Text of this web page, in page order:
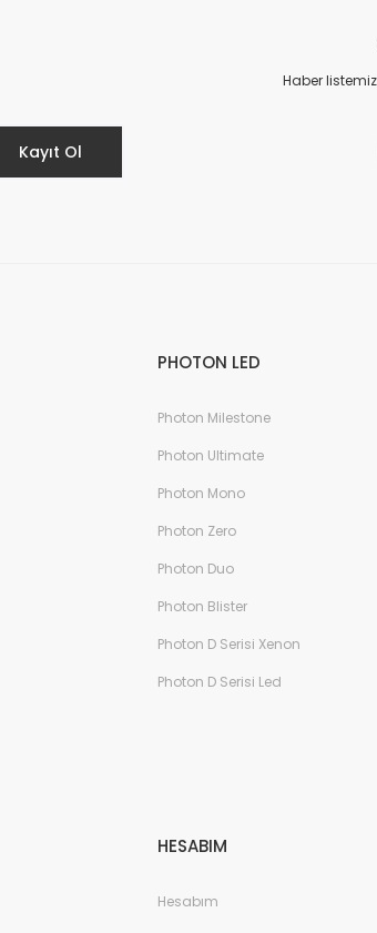
Kayıt Ol
Haber
PHOTON LED
Photon Milestone
Photon Ultimate
Photon Mono
Photon Zero
Photon Duo
Photon Blister
Photon D Serisi Xenon
Photon D Serisi Led
HESABIM
Hesabım